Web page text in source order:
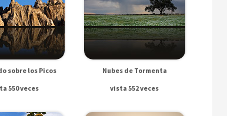
sobre los Picos
550 veces
Nubes de Tormenta
vista 552 veces